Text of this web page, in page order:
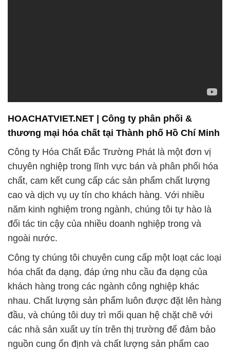
HOACHATVIET.NET | Công ty phân phối &
thương mại hóa chất tại Thành phố Hồ Chí Minh
Công ty Hóa Chất Đắc Trường Phát là một đơn vị
chuyên nghiệp trong lĩnh vực bán và phân phối hóa
chất, cam kết cung cấp các sản phẩm chất lượng
cao và dịch vụ uy tín cho khách hàng. Với nhiều
năm kinh nghiệm trong ngành, chúng tôi tự hào là
đối tác tin cậy của nhiều doanh nghiệp trong và
ngoài nước.
Công ty chúng tôi chuyên cung cấp một loạt các loại
hóa chất đa dạng, đáp ứng nhu cầu đa dạng của
khách hàng trong các ngành công nghiệp khác
nhau. Chất lượng sản phẩm luôn được đặt lên hàng
đầu, và chúng tôi duy trì mối quan hệ chặt chẽ với
các nhà sản xuất uy tín trên thị trường để đảm bảo
nguồn cung ổn định và chất lượng sản phẩm cao